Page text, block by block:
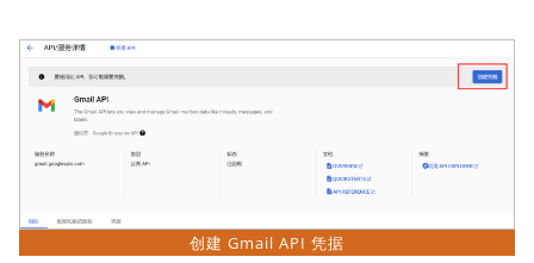
创建 Gmail API 凭据